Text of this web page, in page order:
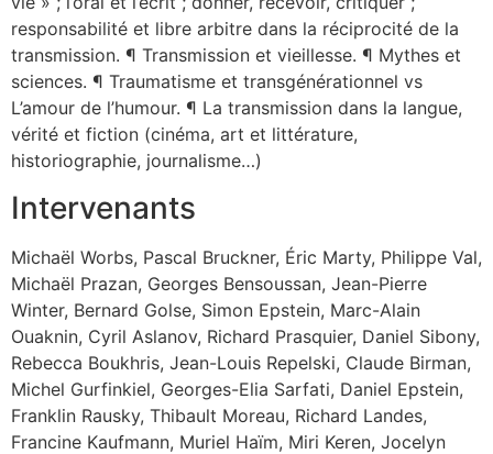
responsabilité et libre arbitre dans la réciprocité de la
transmission. ¶ Transmission et vieillesse. ¶ Mythes et
sciences. ¶ Traumatisme et transgénérationnel vs
L’amour de l’humour. ¶ La transmission dans la langue,
vérité et fiction (cinéma, art et littérature,
historiographie, journalisme…)
Intervenants
Michaël Worbs, Pascal Bruckner, Éric Marty, Philippe Val,
Michaël Prazan, Georges Bensoussan, Jean-Pierre
Winter, Bernard Golse, Simon Epstein, Marc-Alain
Ouaknin, Cyril Aslanov, Richard Prasquier, Daniel Sibony,
Rebecca Boukhris, Jean-Louis Repelski, Claude Birman,
Michel Gurfinkiel, Georges-Elia Sarfati, Daniel Epstein,
Franklin Rausky, Thibault Moreau, Richard Landes,
Francine Kaufmann, Muriel Haïm, Miri Keren, Jocelyn